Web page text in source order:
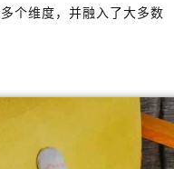
个维度，并融入了大多数